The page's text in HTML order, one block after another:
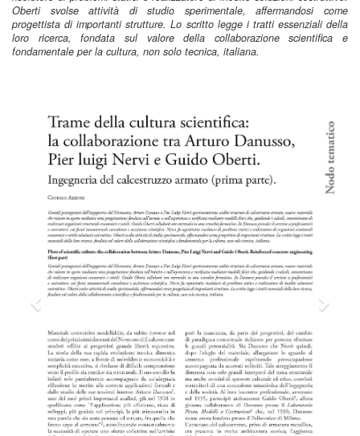
Oberti svolse attività di studio sperimentale, affermandosi come
progettista di importanti strutture. Lo scritto legge i tratti essenziali della
loro ricerca, fondata sul valore della collaborazione scientifica e
fondamentale per la cultura, non solo tecnica, italiana.